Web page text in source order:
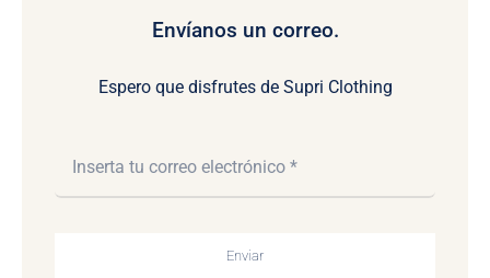
Envíanos un correo.
Espero que disfrutes de Supri Clothing
Enviar